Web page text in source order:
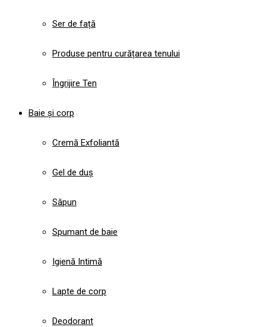
Ser de față
Produse pentru curățarea tenului
Îngrijire Ten
Baie și corp
Cremă Exfoliantă
Gel de duș
Săpun
Spumant de baie
Igienă Intimă
Lapte de corp
Deodorant